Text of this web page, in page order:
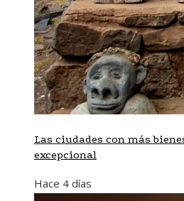
Las ciudades con más
excepcional
Hace 4 días